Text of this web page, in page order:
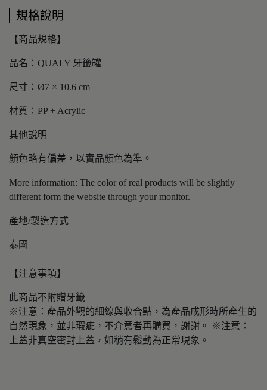
規格說明
【商品規格】
品名：QUALY 牙籤罐
尺寸：Ø7 × 10.6 cm
材質：PP + Acrylic
其他說明
顏色略有偏差，以實品顏色為準。
More information: The color of real products will be slightly
different form the website through your monitor.
產地/製造方式
泰國
【注意事項】
此商品不附贈牙籤
※注意：產品外觀的細線與收合點，為產品成形時所產生的
自然現象，並非瑕疵，不介意者再購買，謝謝。 ※注意：
上蓋非真空密封上蓋，如稍有鬆動為正常現象。